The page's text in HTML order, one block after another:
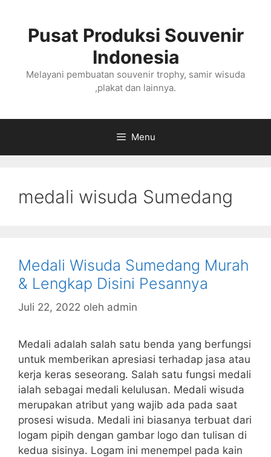
Pusat Produksi Souvenir
Indonesia
Melayani pembuatan souvenir trophy, samir wisuda
,plakat dan lainnya.
Menu
medali wisuda Sumedang
Medali Wisuda Sumedang Murah
& Lengkap Disini Pesannya
Juli 22, 2022 oleh admin
Medali adalah salah satu benda yang berfungsi
untuk memberikan apresiasi terhadap jasa atau
kerja keras seseorang. Salah satu fungsi medali
ialah sebagai medali kelulusan. Medali wisuda
merupakan atribut yang wajib ada pada saat
prosesi wisuda. Medali ini biasanya terbuat dari
logam pipih dengan gambar logo dan tulisan di
kedua sisinya. Logam ini menempel pada kain